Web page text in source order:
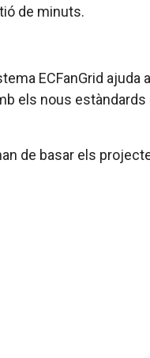
de minuts.
ECFanGrid ajuda
els nous estàndards
de basar els